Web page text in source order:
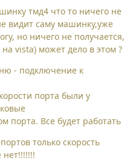
тмд4 что то ничего не
видит саму машинку,уже
но ничего не получается,
vista) может дело в этом ?
- подключение к
порта были у
порта. Все будет работать
только скорость